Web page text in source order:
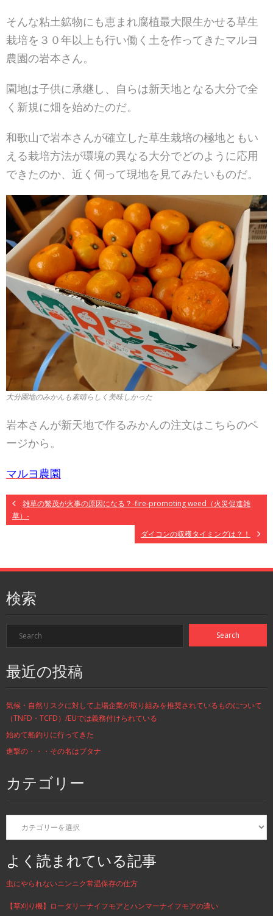
そんな粘土鉱物にも恵まれ腐植最大限生かせる草生
栽培を３０年以上も行い働く土を作ってきたマルヨ
農園の岩本さん。
園地は子供に承継し、自らは新天地となる大分で全
く新規に畑を始めたのだ。
和歌山で岩本さんが確立した草生栽培の極地ともい
える栽培方法が環境の異なる大分でどのように応用
できたのか、近く伺って現地を見てみたいものだ。
大分園地のみかんも素晴らしく美味しかった
岩本さんが新天地で作るみかんの注文はこちらのペ
ージから。
マルヨ農園
雑草の繁茂が火事の原因になる？-fire-promoting weed（火災促進雑
草）-
ダイコンの収穫タイミングは？！
検索
最近の投稿
気候・自然リスクに対して上場企業が取り組みを推奨されているものについて
（TNFD・TCFD）/EUでは義務付けられている
始めて船釣りに行ってきた
進撃の・・・その名はブタナ
カテゴリー
カ
ゴ
リ
ー
よく読まれている記事
虫にやられないニンニク常温保存の仕方
【草刈り機】ロータリーナイフモアとハンマーナイフモアの違い